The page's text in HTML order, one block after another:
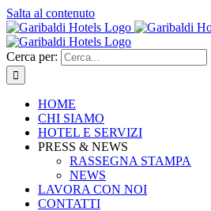
Salta al contenuto
Cerca per:
HOME
CHI SIAMO
HOTEL E SERVIZI
PRESS & NEWS
RASSEGNA STAMPA
NEWS
LAVORA CON NOI
CONTATTI